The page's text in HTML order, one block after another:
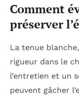
Comment
préserver
La tenue
rigueur dans le
l’entretien et un
peuvent gâcher